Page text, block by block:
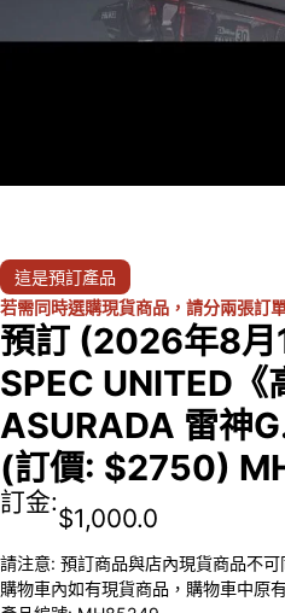
這是預訂產品
若需同時選購現貨商品，請分兩張訂
預訂 (2026年8
SPEC UNITED《
ASURADA 雷神
(訂價: $2750)
訂金:
$1,000.0
請注意: 預訂商品與店內現貨商品不
購物車內如有現貨商品，購物車中原